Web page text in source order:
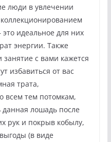
люди в увлечении
идеальное для них
энергии. Также
с вами кажется
избавиться от вас
трата,
всем тем потомкам,
данная лошадь после
рук и покрыв кобылу,
(в виде